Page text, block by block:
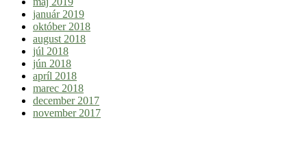
január 2019
október 2018
august 2018
júl 2018
jún 2018
apríl 2018
marec 2018
december 2017
november 2017